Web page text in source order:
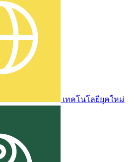
เทคโนโลยียุคใหม่